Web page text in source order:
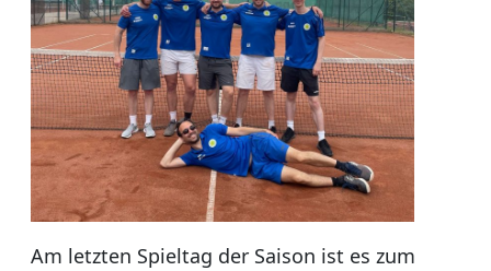
Am letzten Spieltag der Saison ist es zum